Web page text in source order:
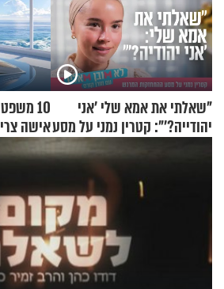
"שאלתי את אמא שלי 'אני
יהודייה?'": קטרין נמני על מסע
10
אישה